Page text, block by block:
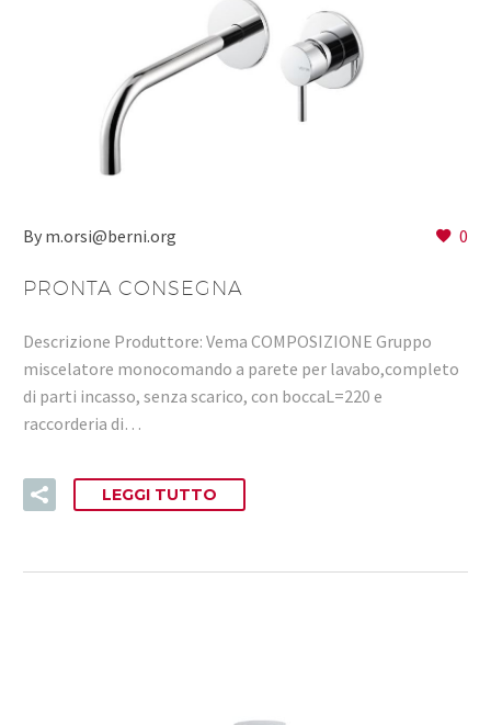
0
By m.orsi@berni.org
PRONTA CONSEGNA
Descrizione Produttore: Vema COMPOSIZIONE Gruppo
miscelatore monocomando a parete per lavabo,completo
di parti incasso, senza scarico, con boccaL=220 e
raccorderia di…
LEGGI TUTTO